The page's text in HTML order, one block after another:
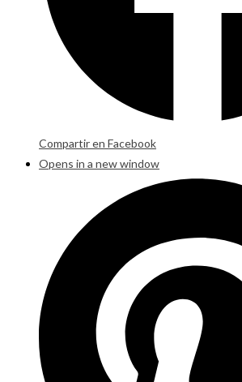
Compartir en Facebook
Opens in a new window